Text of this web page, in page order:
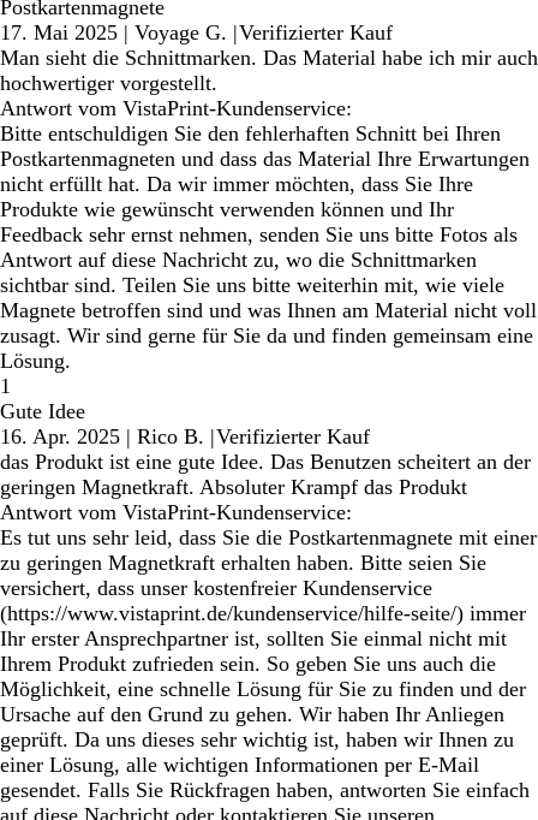
Postkartenmagnete
17. Mai 2025 | Voyage G. |Verifizierter Kauf
Man sieht die Schnittmarken. Das Material habe ich mir auch
hochwertiger vorgestellt.
Antwort vom VistaPrint-Kundenservice:
Bitte entschuldigen Sie den fehlerhaften Schnitt bei Ihren
Postkartenmagneten und dass das Material Ihre Erwartungen
nicht erfüllt hat. Da wir immer möchten, dass Sie Ihre
Produkte wie gewünscht verwenden können und Ihr
Feedback sehr ernst nehmen, senden Sie uns bitte Fotos als
Antwort auf diese Nachricht zu, wo die Schnittmarken
sichtbar sind. Teilen Sie uns bitte weiterhin mit, wie viele
Magnete betroffen sind und was Ihnen am Material nicht voll
zusagt. Wir sind gerne für Sie da und finden gemeinsam eine
Lösung.
1
Gute Idee
16. Apr. 2025 | Rico B. |Verifizierter Kauf
das Produkt ist eine gute Idee. Das Benutzen scheitert an der
geringen Magnetkraft. Absoluter Krampf das Produkt
Antwort vom VistaPrint-Kundenservice:
Es tut uns sehr leid, dass Sie die Postkartenmagnete mit einer
zu geringen Magnetkraft erhalten haben. Bitte seien Sie
versichert, dass unser kostenfreier Kundenservice
(https://www.vistaprint.de/kundenservice/hilfe-seite/) immer
Ihr erster Ansprechpartner ist, sollten Sie einmal nicht mit
Ihrem Produkt zufrieden sein. So geben Sie uns auch die
Möglichkeit, eine schnelle Lösung für Sie zu finden und der
Ursache auf den Grund zu gehen. Wir haben Ihr Anliegen
geprüft. Da uns dieses sehr wichtig ist, haben wir Ihnen zu
einer Lösung, alle wichtigen Informationen per E-Mail
gesendet. Falls Sie Rückfragen haben, antworten Sie einfach
auf diese Nachricht oder kontaktieren Sie unseren